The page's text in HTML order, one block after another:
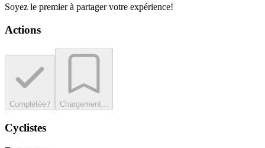
Soyez le premier à partager votre expérience!
Actions
Complétée? Chargement...
Cyclistes